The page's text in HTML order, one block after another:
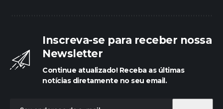
Inscreva-se para receber nossa
Newsletter
Continue atualizado! Receba as últimas
notícias diretamente no seu email.